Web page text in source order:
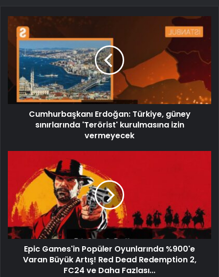
Cumhurbaşkanı Erdoğan: Türkiye, güney
sınırlarında 'Terörist' kurulmasına izin
vermeyecek
Epic Games'in Popüler Oyunlarında %900'e
Varan Büyük Artış! Red Dead Redemption 2,
FC24 ve Daha Fazlası...